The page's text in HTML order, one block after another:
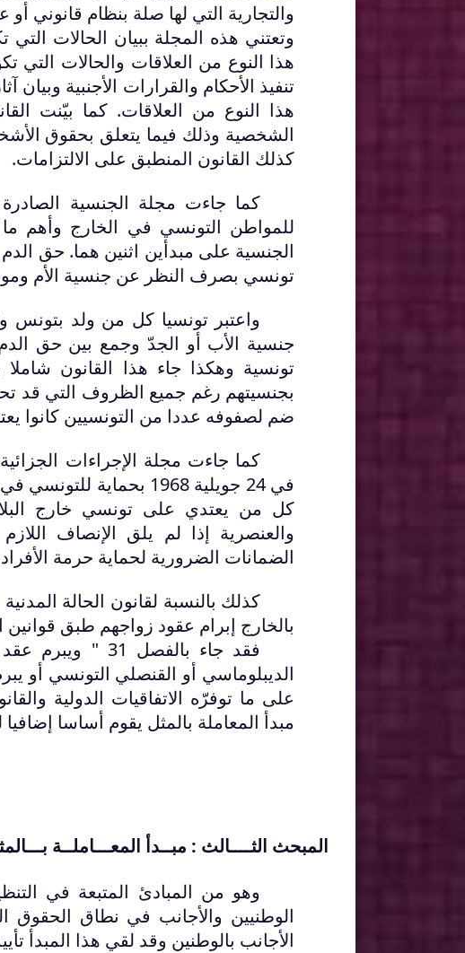
والتجارية التي لها صلة بنظام قانوني
وتعتني هذه المجلة ببيان الحالات
هذا النوع من العلاقات والحالات
تنفيذ الأحكام والقرارات الأجنبية
هذا النوع من العلاقات. كما بيّنت
الشخصية وذلك فيما يتعلق بحقوق
كذلك القانون المنطبق على الالتزامات.
للمواطن التونسي في الخارج وأهم
الجنسية على مبدأين اثنين هما. حق
تونسي بصرف النظر عن جنسية الأم
واعتبر تونسيا كل من ولد بتونس
جنسية الأب أو الجدّ وجمع بين حق
تونسية وهكذا جاء هذا القانون
بجنسيتهم رغم جميع الظروف التي قد
ضم لصفوفه عددا من التونسيين كانوا
في 24 جويلية 1968
كل من يعتدي على تونسي خارج
والعنصرية إذا لم يلق الإنصاف
الضمانات الضرورية لحماية حرمة
بالخارج إبرام عقود زواجهم طبق قوانين
فقد جاء بالفصل
الديبلوماسي أو القنصلي التونسي أو
على ما توفرّه الاتفاقيات الدولية
مبدأ المعاملة بالمثل يقوم أساسا
المبحث الثــــالث : مبــدأ المعـــاملــة
وهو من المبادئ المتبعة في
الوطنيين والأجانب في نطاق الحقوق
الأجانب بالوطنين وقد لقي هذا المبدأ